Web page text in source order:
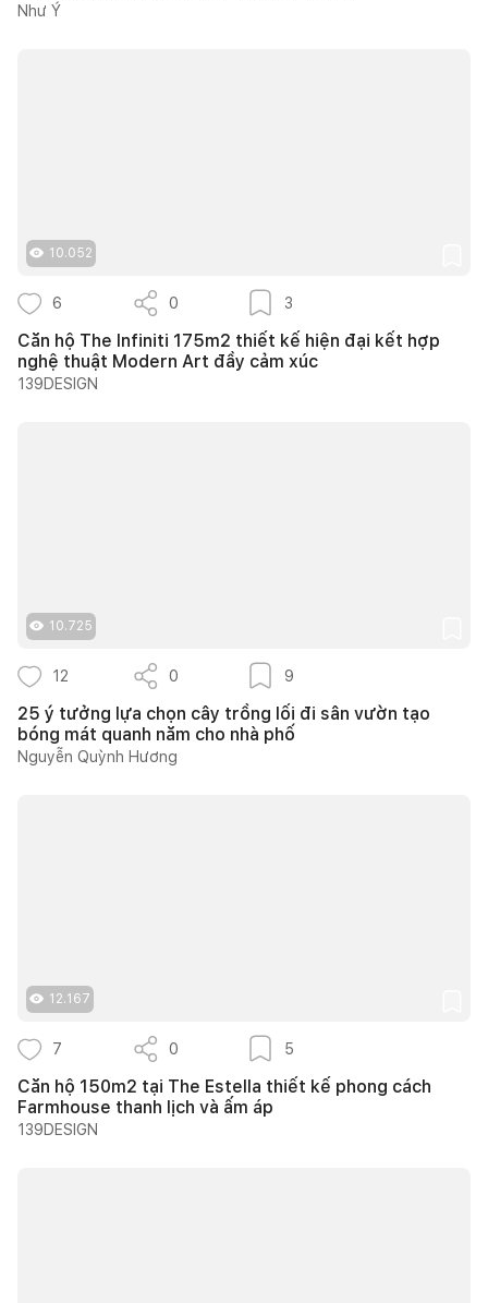
Như Ý
10.052
6 0 3
Căn hộ The Infiniti 175m2 thiết kế hiện đại kết hợp
nghệ thuật Modern Art đầy cảm xúc
139DESIGN
10.725
12 0 9
25 ý tưởng lựa chọn cây trồng lối đi sân vườn tạo
bóng mát quanh năm cho nhà phố
Nguyễn Quỳnh Hương
12.167
7 0 5
Căn hộ 150m2 tại The Estella thiết kế phong cách
Farmhouse thanh lịch và ấm áp
139DESIGN